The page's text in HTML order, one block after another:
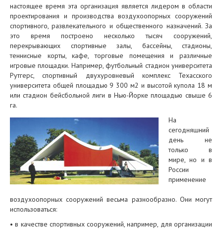
настоящее время эта организация является лидером в области
проектирования и производства воздухоопорных сооружений
спортивного, развлекательного и общественного назначений. За
это время построено несколько тысяч сооружений,
перекрывающих спортивные залы, бассейны, стадионы,
теннисные корты, кафе, торговые помещения и различные
игровые площадки. Например, футбольный стадион университета
Рутгерс, спортивный двухуровневый комплекс Техасского
университета общей площадью 9 300 м2 и высотой купола 18 м
или стадион бейсбольной лиги в Нью-Йорке площадью свыше 6
га.
На
сегодняшний
день не
только в
мире, но и в
России
применение
воздухоопорных сооружений весьма разнообразно. Они могут
использоваться:
• в качестве спортивных сооружений, например, для организации